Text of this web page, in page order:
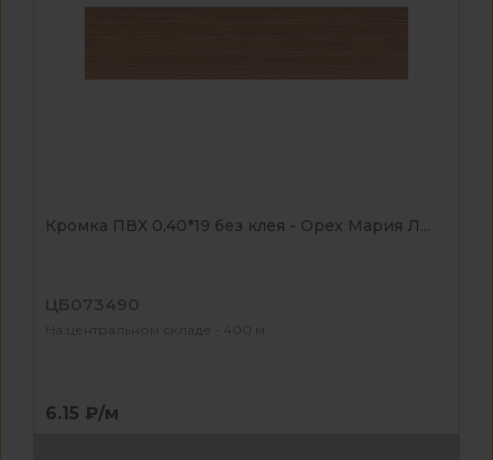
Кромка ПВХ 0,40*19 без клея - Орех Мария Л...
ЦБ073490
На центральном складе - 400 м
6.15 ₽/м